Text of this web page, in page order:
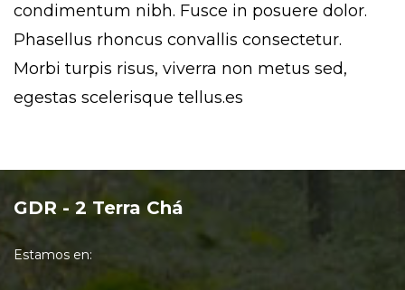
condimentum nibh. Fusce in posuere dolor.
Phasellus rhoncus convallis consectetur.
Morbi turpis risus, viverra non metus sed,
egestas scelerisque tellus.es
GDR - 2 Terra Chá
Estamos en: